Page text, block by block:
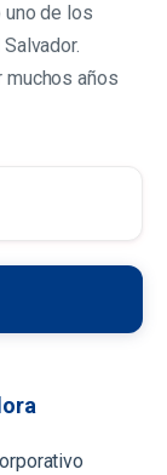
uno de los
muchos años